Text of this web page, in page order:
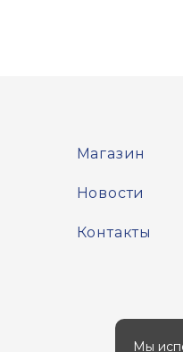
Магазин
Новости
Контакты
Мы